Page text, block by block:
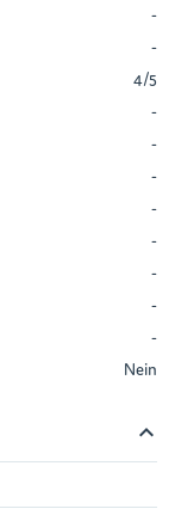
-
-
4/5
-
-
-
-
-
-
-
-
Nein
keyboard_arrow_up